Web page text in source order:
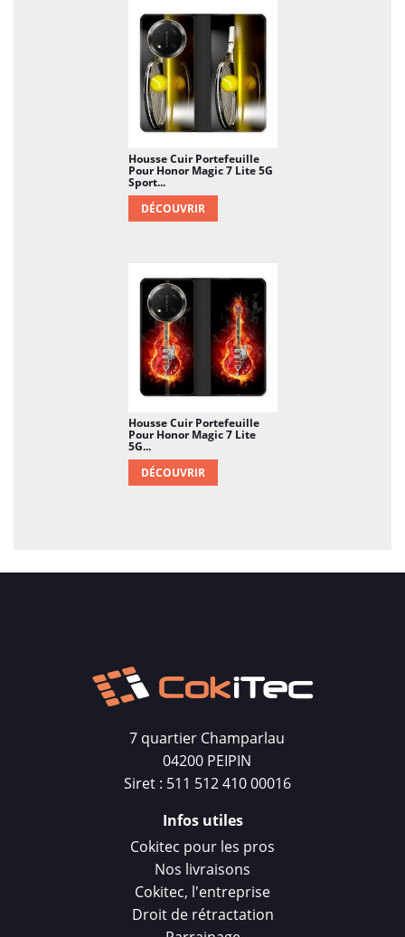
Housse Cuir Portefeuille
Pour Honor Magic 7 Lite 5G
Sport...
DÉCOUVRIR
Housse Cuir Portefeuille
Pour Honor Magic 7 Lite
5G...
DÉCOUVRIR
7 quartier Champarlau
04200 PEIPIN
Siret : 511 512 410 00016
Infos utiles
Cokitec pour les pros
Nos livraisons
Cokitec, l'entreprise
Droit de rétractation